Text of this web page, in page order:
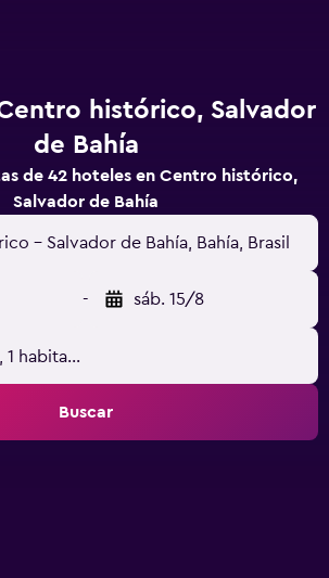
histórico, Salvador
de Bahía
de 42 hoteles en Centro histórico,
Salvador de Bahía
- Salvador de Bahía, Bahía, Brasil
- sáb. 15/8
habitación
Buscar